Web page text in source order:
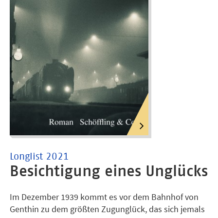
miteinander verbunden waren, auf eine Weise, die sie
niemandem, nicht einmal sich selbst, eingestehen
konnten. Ein ergreifender Roman über Liebe und
Vergänglichkeit vor dem Hintergrund der deutschen
Teilung.
Longlist 2021
Besichtigung eines Unglücks
Im Dezember 1939 kommt es vor dem Bahnhof von
Genthin zu dem größten Zugunglück, das sich jemals